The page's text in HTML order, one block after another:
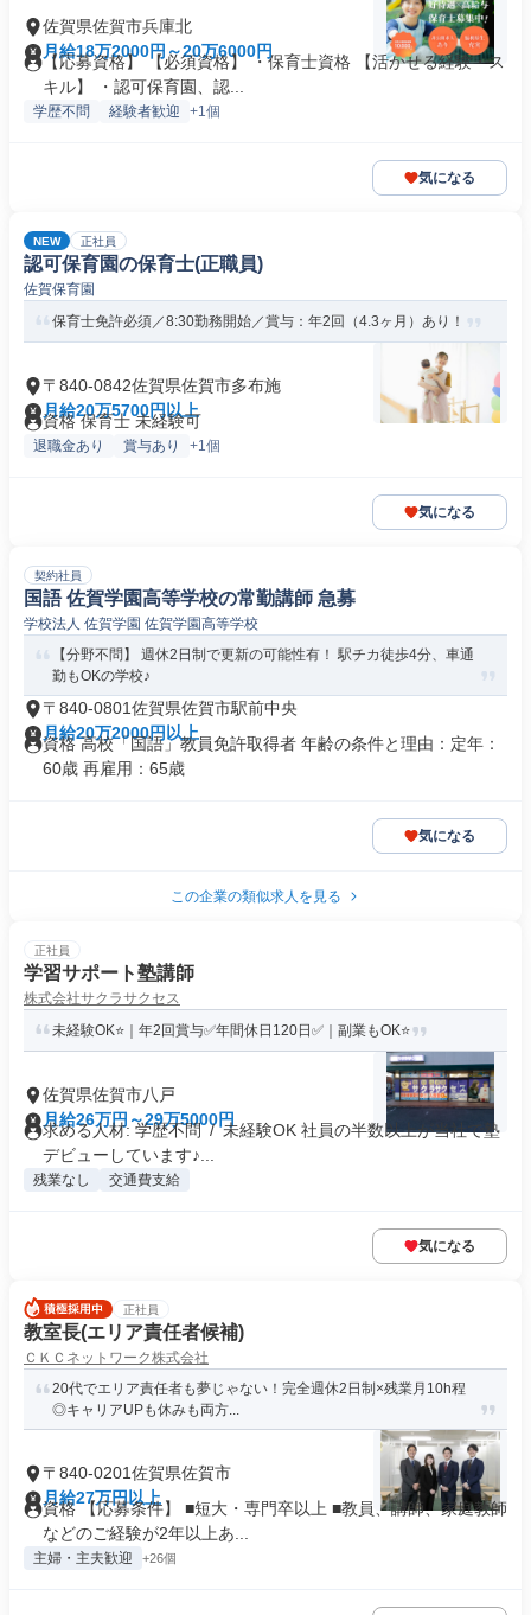
佐賀県佐賀市兵庫北
月給18万2000円～20万6000円
【応募資格】 【必須資格】 ・保育士資格 【活かせる経験・ス
キル】 ・認可保育園、認...
学歴不問 経験者歓迎 +1個
気になる
NEW 正社員
認可保育園の保育士(正職員)
佐賀保育園
保育士免許必須／8:30勤務開始／賞与：年2回（4.3ヶ月）あり！
〒840-0842佐賀県佐賀市多布施
月給20万5700円以上
資格 保育士 未経験可
退職金あり 賞与あり +1個
気になる
契約社員
国語 佐賀学園高等学校の常勤講師 急募
学校法人 佐賀学園 佐賀学園高等学校
【分野不問】 週休2日制で更新の可能性有！ 駅チカ徒歩4分、車通
勤もOKの学校♪
〒840-0801佐賀県佐賀市駅前中央
月給20万2000円以上
資格 高校「国語」教員免許取得者 年齢の条件と理由：定年：
60歳 再雇用：65歳
気になる
この企業の類似求人を見る
正社員
学習サポート塾講師
株式会社サクラサクセス
未経験OK⭐｜年2回賞与✅年間休日120日✅｜副業もOK⭐
佐賀県佐賀市八戸
月給26万円～29万5000円
求める人材: 学歴不問 / 未経験OK 社員の半数以上が当社で塾
デビューしています♪...
残業なし 交通費支給
気になる
正社員
教室長(エリア責任者候補)
ＣＫＣネットワーク株式会社
20代でエリア責任者も夢じゃない！完全週休2日制×残業月10h程
◎キャリアUPも休みも両方...
〒840-0201佐賀県佐賀市
月給27万円以上
資格 【応募条件】 ■短大・専門卒以上 ■教員、講師、家庭教師
などのご経験が2年以上あ...
主婦・主夫歓迎 +26個